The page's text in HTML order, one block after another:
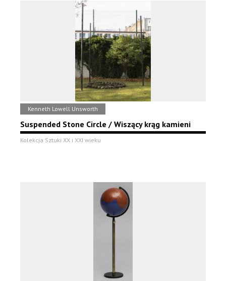
Kenneth Lowell Unsworth
Suspended Stone Circle / Wiszący krąg kamieni
Kolekcja Sztuki XX i XXI wieku